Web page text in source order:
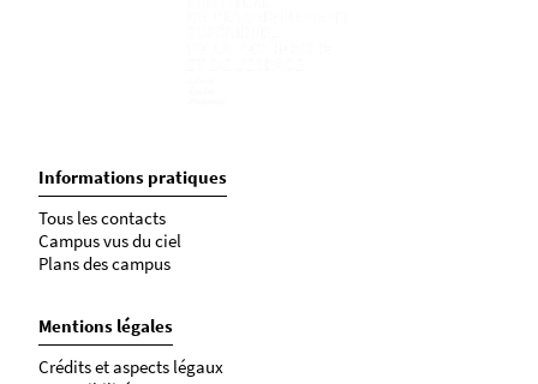
Informations pratiques
Tous les contacts
Campus vus du ciel
Plans des campus
Mentions légales
Crédits et aspects légaux